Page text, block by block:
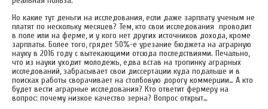
Но какие тут деньги на исследования, если даже зарплату ученым не
платят по нескольку месяцев? Тем, кто свои исследования проводит
в поле или на ферме, и у кого нет других источников дохода, кроме
зарплаты. Более того, грядет 50%-е урезание бюджета на аграрную
науку в 2016 году с вытекающими отсюда последствиями. Печально,
что из науки уходит молодежь, едва встав на тропинку аграрных
исследований, забрасывает свои диссертации куда подальше и в
поисках работы сворачивает на столбовую дорогу коммерции… А кто
будет вести аграрные исследования? Кто ответит фермеру на
вопрос: почему низкое качество зерна? Вопрос открыт…